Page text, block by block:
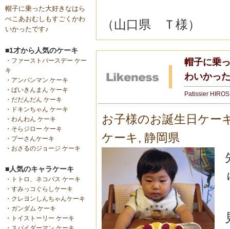
帽子に乗った大好きなはら
ぺこあおむしもすごくかわ
いかったです♪
■1才から人気のケーキ
・ ファーストバースデー ケー
キ
・ アンパンマン ケーキ
・ ばいきんまん ケーキ
・ だだんだん ケーキ
・
ドキンちゃん ケーキ
・ わんわん ケーキ
・ そらジロー ケーキ
・ プーさんケーキ
・ おさるのジョージ ケーキ
■人気のキャラケーキ
・
トトロ、ネコバス ケーキ
・ すみっコぐらしケーキ
・ クレヨンしんちゃんケーキ
・ ガンダム ケーキ
・
トイストーリー ケーキ
（山口県 Ｔ様）
帽子に乗
わいかっ
Patissier
お子様のお誕生日ケー
ケーキ , 静岡県